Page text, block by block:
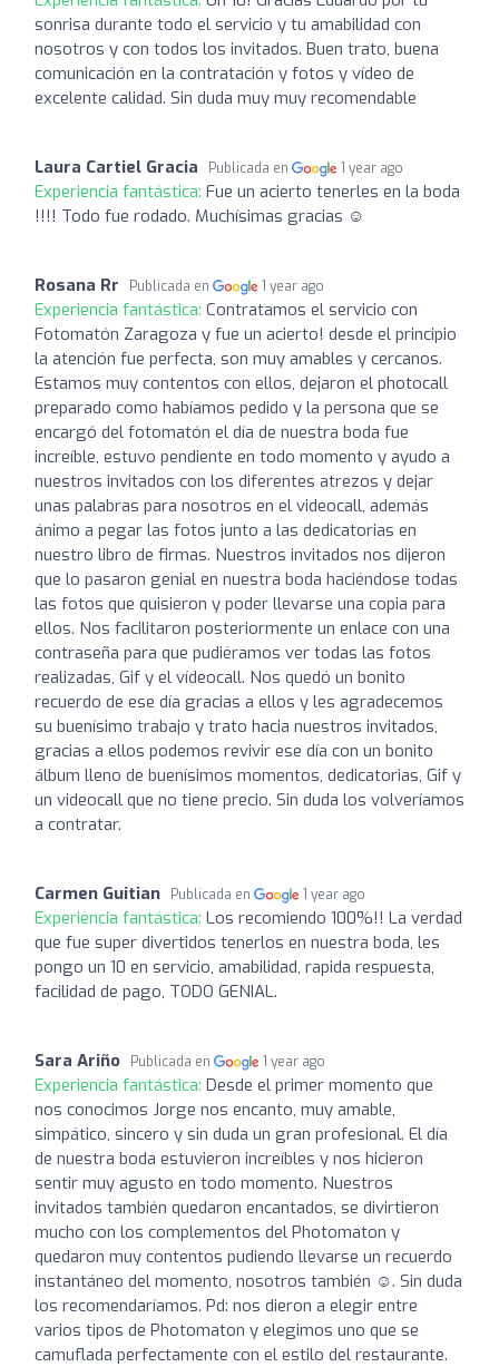
sonrisa durante todo el servicio y tu amabilidad con
nosotros y con todos los invitados. Buen trato, buena
comunicación en la contratación y fotos y vídeo de
excelente calidad. Sin duda muy muy recomendable
Laura Cartiel Gracia Publicada en 1 year ago
Experiencia fantástica: Fue un acierto tenerles en la boda
!!!! Todo fue rodado. Muchísimas gracias ☺️
Rosana Rr Publicada en 1 year ago
Experiencia fantástica: Contratamos el servicio con
Fotomatón Zaragoza y fue un acierto! desde el principio
la atención fue perfecta, son muy amables y cercanos.
Estamos muy contentos con ellos, dejaron el photocall
preparado como habíamos pedido y la persona que se
encargó del fotomatón el día de nuestra boda fue
increíble, estuvo pendiente en todo momento y ayudo a
nuestros invitados con los diferentes atrezos y dejar
unas palabras para nosotros en el videocall, además
ánimo a pegar las fotos junto a las dedicatorias en
nuestro libro de firmas. Nuestros invitados nos dijeron
que lo pasaron genial en nuestra boda haciéndose todas
las fotos que quisieron y poder llevarse una copia para
ellos. Nos facilitaron posteriormente un enlace con una
contraseña para que pudiéramos ver todas las fotos
realizadas, Gif y el vídeocall. Nos quedó un bonito
recuerdo de ese día gracias a ellos y les agradecemos
su buenísimo trabajo y trato hacia nuestros invitados,
gracias a ellos podemos revivir ese día con un bonito
álbum lleno de buenísimos momentos, dedicatorias, Gif y
un videocall que no tiene precio. Sin duda los volveríamos
a contratar.
Carmen Guitian Publicada en 1 year ago
Experiencia fantástica: Los recomiendo 100%!! La verdad
que fue super divertidos tenerlos en nuestra boda, les
pongo un 10 en servicio, amabilidad, rapida respuesta,
facilidad de pago, TODO GENIAL.
Sara Ariño Publicada en 1 year ago
Experiencia fantástica: Desde el primer momento que
nos conocimos Jorge nos encanto, muy amable,
simpático, sincero y sin duda un gran profesional. El día
de nuestra boda estuvieron increíbles y nos hicieron
sentir muy agusto en todo momento. Nuestros
invitados también quedaron encantados, se divirtieron
mucho con los complementos del Photomaton y
quedaron muy contentos pudiendo llevarse un recuerdo
instantáneo del momento, nosotros también ☺. Sin duda
los recomendaríamos. Pd: nos dieron a elegir entre
varios tipos de Photomaton y elegimos uno que se
camuflada perfectamente con el estilo del restaurante.